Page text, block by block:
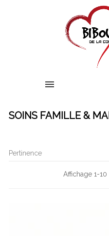
SOINS FAMILLE &
Pertinence
Affichage 1-